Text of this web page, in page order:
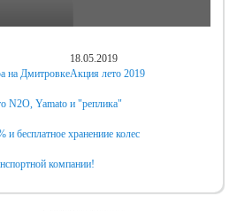
на Дмитровке
18.05.2019
Акция лето 2019
N2O, Yamato и "реплика"
бесплатное хранениие колес
компании!